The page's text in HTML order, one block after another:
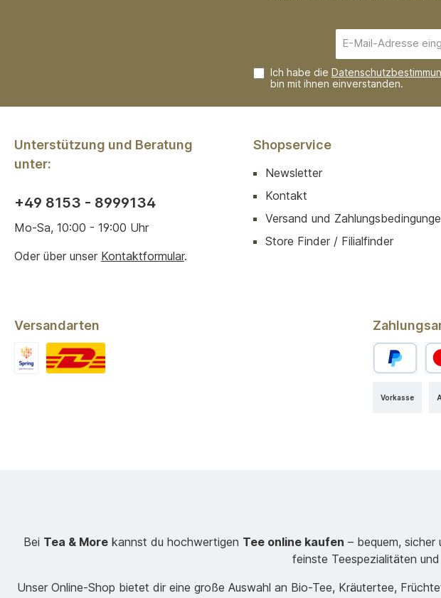
Ich habe die
bin mit ihnen einverstanden.
Unterstützung und Beratung
unter:
+49 8153 - 8999134
Mo-Sa, 10:00 - 19:00 Uhr
Oder über unser Kontaktformular.
Shopservice
Newsletter
Kontakt
Versand und
Store Finder / Filialfinder
Versandarten
Vorkasse
Bei Tea & Morekannst du hochwertigen Tee online kaufen – bequem,
feinste Teespezialitäten
Unser Online-Shop bietet dir eine große Auswahl an Bio-Tee, Kräutertee,